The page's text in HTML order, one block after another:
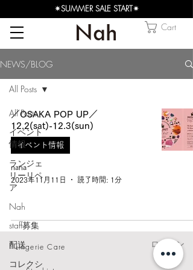
✴︎SUMMER SALE START✴︎
Cart
NEWS/BLOG
All Posts
イベント
情報
ランジェ
リーリペ
ア
Nah
staff募集
配送
コレクシ
All Posts
／OSAKA POP UP／
12.2(sat)-12.3(sun)
イベント情報
nana
2023年11月11日
読了時間: 1分
Lingerie Care ログイン